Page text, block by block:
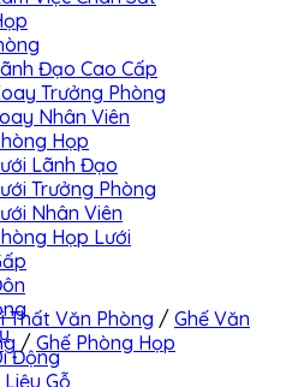
Đạo Cao Cấp
Trưởng Phòng
Nhân Viên
Họp
Lãnh Đạo
Trưởng Phòng
Nhân Viên
Họp Lưới
Động
Liệu Gỗ
Thất Văn Phòng / Ghế Văn
/ Ghế Phòng Họp